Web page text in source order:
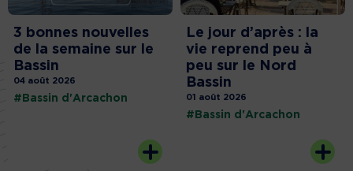
3 bonnes nouvelles
de la semaine sur le
Bassin
04 août 2026
#Bassin d'Arcachon
Le jour d’après : la
vie reprend peu à
peu sur le Nord
Bassin
01 août 2026
#Bassin d'Arcachon